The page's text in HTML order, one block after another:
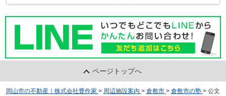
ページトップへ
岡山市の不動産｜株式会社豊作家 > 周辺施設案内 > 倉敷市 > 倉敷市の塾 > 公文